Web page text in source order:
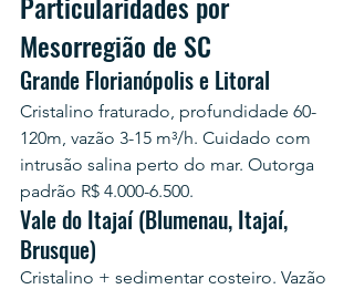
Mesorregião de SC
Grande Florianópolis e Litoral
Cristalino fraturado, profundidade 60-
120m, vazão 3-15 m³/h. Cuidado com
intrusão salina perto do mar. Outorga
padrão R$ 4.000-6.500.
Vale do Itajaí (Blumenau, Itajaí,
Brusque)
Cristalino + sedimentar costeiro. Vazão